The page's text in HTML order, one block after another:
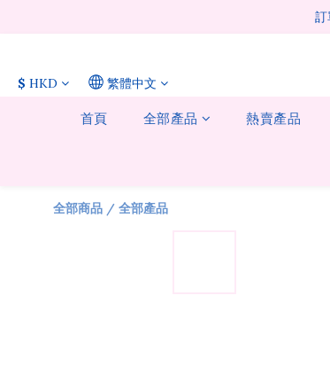
訂
$ HKD 繁體中文
首頁 全部產品 熱賣產品
全部商品 / 全部產品